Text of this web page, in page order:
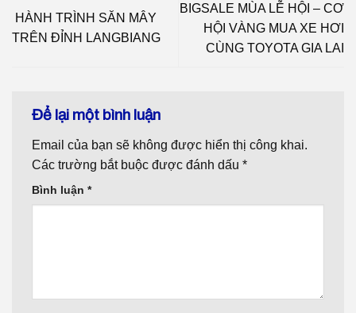
HÀNH TRÌNH SĂN MÂY
TRÊN ĐỈNH LANGBIANG
BIGSALE MÙA LỄ HỘI – CƠ
HỘI VÀNG MUA XE HƠI
CÙNG TOYOTA GIA LAI
Để lại một bình luận
Email của bạn sẽ không được hiển thị công khai.
Các trường bắt buộc được đánh dấu *
Bình luận *